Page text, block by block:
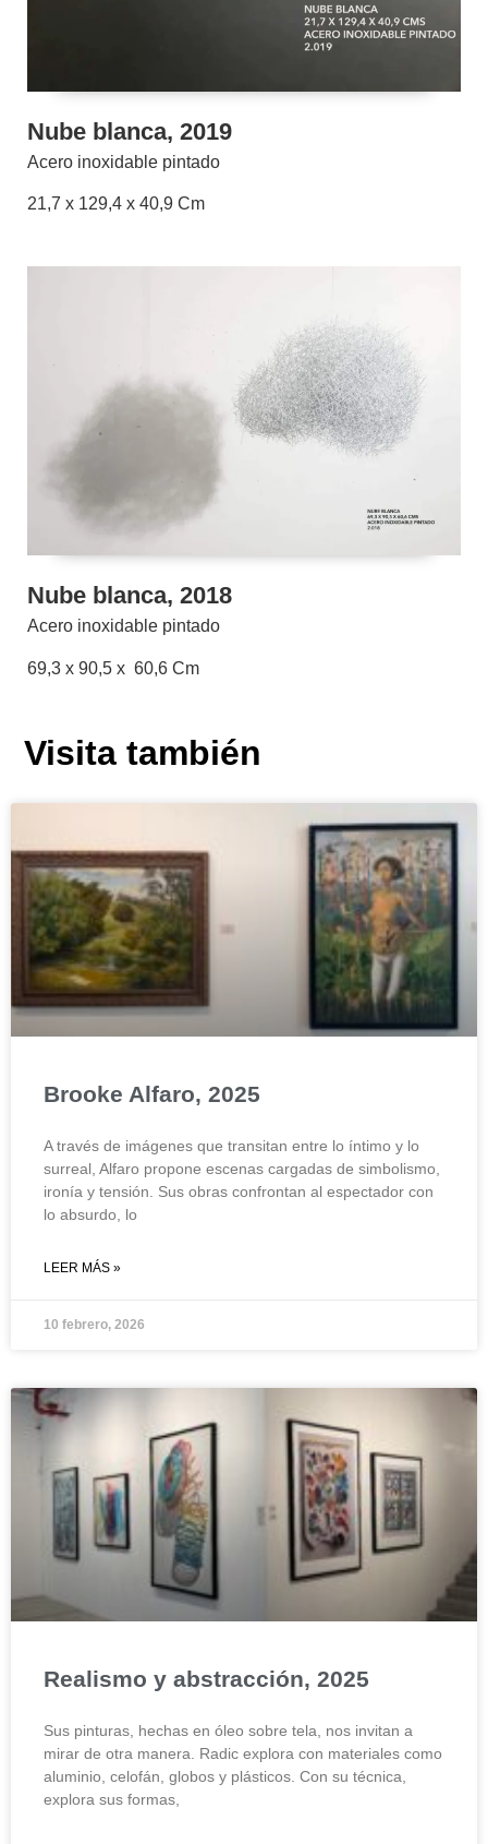
Nube blanca, 2019
Acero inoxidable pintado
21,7 x 129,4 x 40,9 Cm
Nube blanca, 2018
Acero inoxidable pintado
69,3 x 90,5 x 60,6 Cm
Visita también
Brooke Alfaro, 2025
A través de imágenes que transitan entre lo íntimo y lo
surreal, Alfaro propone escenas cargadas de simbolismo,
ironía y tensión. Sus obras confrontan al espectador con
lo absurdo, lo
LEER MÁS »
10 febrero, 2026
Realismo y abstracción, 2025
Sus pinturas, hechas en óleo sobre tela, nos invitan a
mirar de otra manera. Radic explora con materiales como
aluminio, celofán, globos y plásticos. Con su técnica,
explora sus formas,